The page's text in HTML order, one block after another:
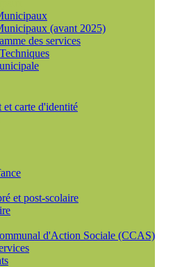
(avant 2025)
des services
et carte d'identité
et post-scolaire
d'Action Sociale (CCAS)